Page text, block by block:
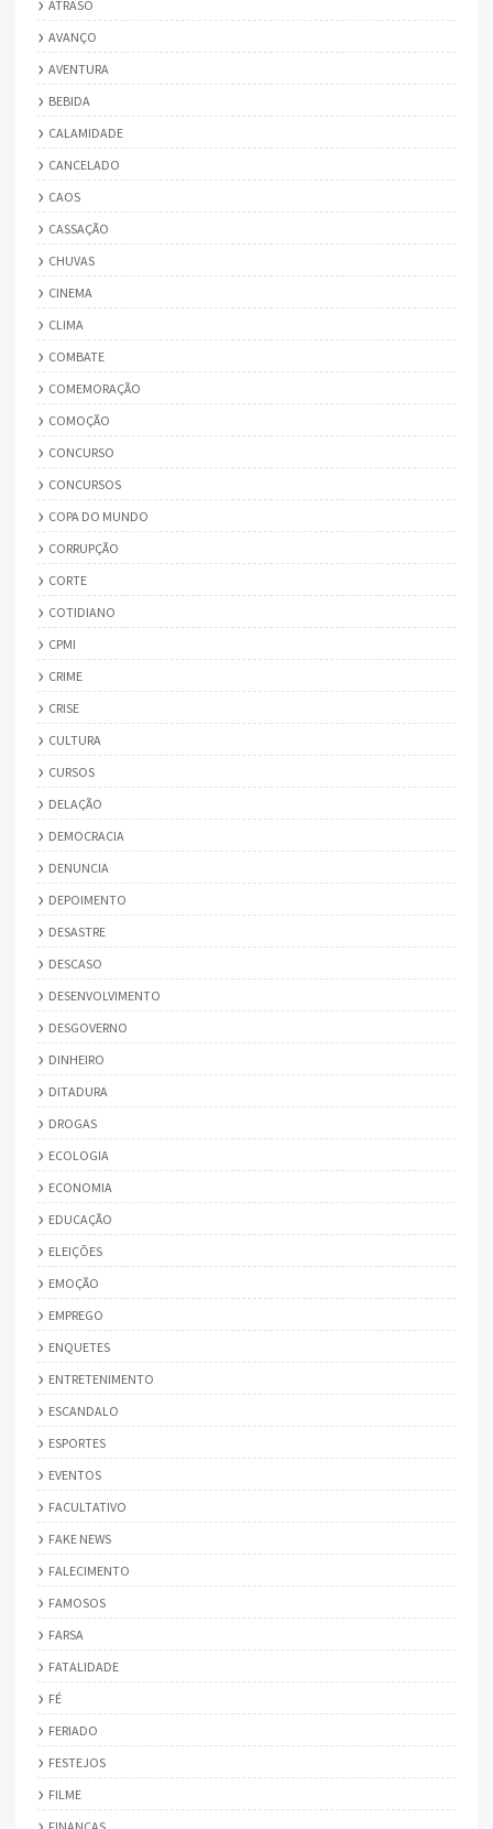
ATRASO
AVANÇO
AVENTURA
BEBIDA
CALAMIDADE
CANCELADO
CAOS
CASSAÇÃO
CHUVAS
CINEMA
CLIMA
COMBATE
COMEMORAÇÃO
COMOÇÃO
CONCURSO
CONCURSOS
COPA DO MUNDO
CORRUPÇÃO
CORTE
COTIDIANO
CPMI
CRIME
CRISE
CULTURA
CURSOS
DELAÇÃO
DEMOCRACIA
DENUNCIA
DEPOIMENTO
DESASTRE
DESCASO
DESENVOLVIMENTO
DESGOVERNO
DINHEIRO
DITADURA
DROGAS
ECOLOGIA
ECONOMIA
EDUCAÇÃO
ELEIÇÕES
EMOÇÃO
EMPREGO
ENQUETES
ENTRETENIMENTO
ESCANDALO
ESPORTES
EVENTOS
FACULTATIVO
FAKE NEWS
FALECIMENTO
FAMOSOS
FARSA
FATALIDADE
FÉ
FERIADO
FESTEJOS
FILME